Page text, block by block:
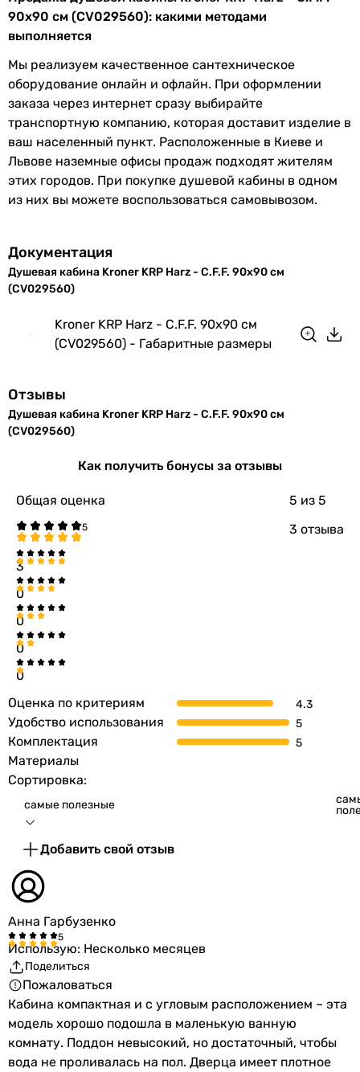
90x90 см (CV029560): какими методами
выполняется
Мы реализуем качественное сантехническое
оборудование онлайн и офлайн. При оформлении
заказа через интернет сразу выбирайте
транспортную компанию, которая доставит изделие в
ваш населенный пункт. Расположенные в Киеве и
Львове наземные офисы продаж подходят жителям
этих городов. При покупке душевой кабины в одном
из них вы можете воспользоваться самовывозом.
Документация
Душевая кабина Kroner KRP Harz - C.F.F. 90x90 см
(CV029560)
Kroner KRP Harz - C.F.F. 90x90 см
(CV029560) - Габаритные размеры
Отзывы
Душевая кабина Kroner KRP Harz - C.F.F. 90x90 см
(CV029560)
Как получить бонусы за отзывы
Общая оценка 5 из 5
3 отзыва
3
0
0
0
0
Оценка по критериям
Удобство использования
Комплектация
Материалы
Сортировка:
самые полезные
Добавить свой отзыв
Анна Гарбузенко
Использую: Несколько месяцев
Поделиться
Пожаловаться
Кабина компактная и с угловым расположением – эта
модель хорошо подошла в маленькую ванную
комнату. Поддон невысокий, но достаточный, чтобы
вода не проливалась на пол. Дверца имеет плотное